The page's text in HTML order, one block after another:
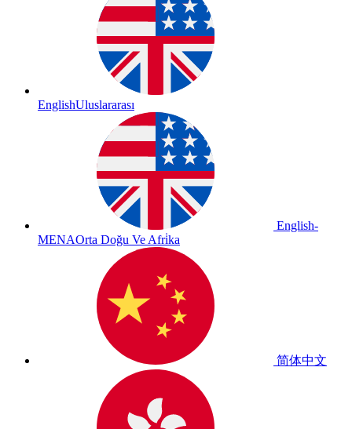
EnglishUluslararası
English-
MENAOrta Doğu Ve Afri̇ka
简体中文